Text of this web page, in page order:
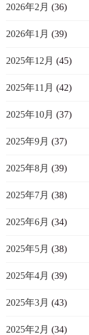
2026年2月 (36)
2026年1月 (39)
2025年12月 (45)
2025年11月 (42)
2025年10月 (37)
2025年9月 (37)
2025年8月 (39)
2025年7月 (38)
2025年6月 (34)
2025年5月 (38)
2025年4月 (39)
2025年3月 (43)
2025年2月 (34)